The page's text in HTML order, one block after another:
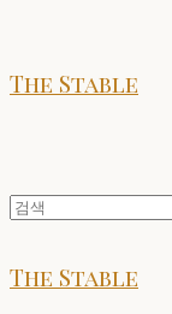
The Stable
The Stable